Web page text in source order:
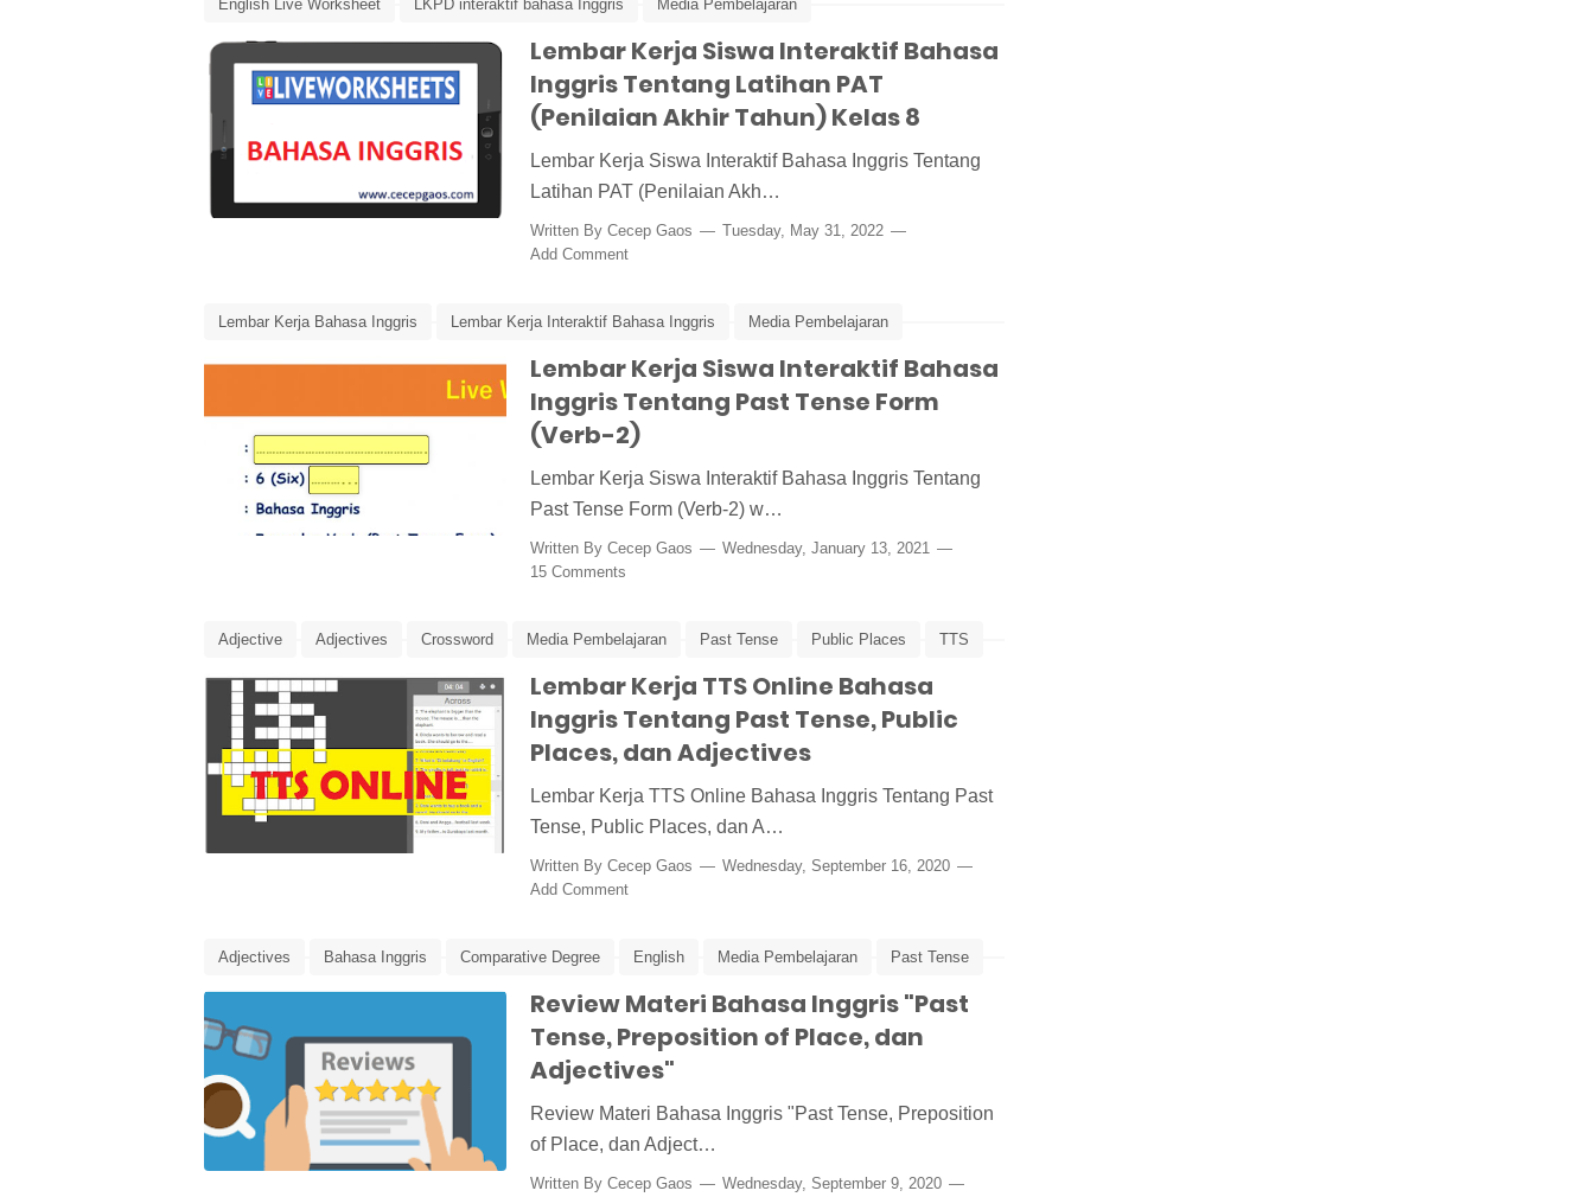
English Live Worksheet LKPD interaktif bahasa Inggris Media Pembelajaran
Media Pembelajaran Bahasa Inggris Past Tense PAT Penilaian Akhir Tahun Simple Past Tense
Simple Present Continuous
Lembar Kerja Siswa Interaktif Bahasa
Inggris Tentang Latihan PAT
(Penilaian Akhir Tahun) Kelas 8
Lembar Kerja Siswa Interaktif Bahasa Inggris Tentang
Latihan PAT (Penilaian Akh…
Written By Cecep Gaos
Tuesday, May 31, 2022
Add Comment
Lembar Kerja Bahasa Inggris Lembar Kerja Interaktif Bahasa Inggris Media Pembelajaran
Past Tense Verb-2
Lembar Kerja Siswa Interaktif Bahasa
Inggris Tentang Past Tense Form
(Verb-2)
Lembar Kerja Siswa Interaktif Bahasa Inggris Tentang
Past Tense Form (Verb-2) w…
Written By Cecep Gaos
Wednesday, January 13, 2021
15 Comments
Adjective Adjectives Crossword Media Pembelajaran Past Tense Public Places TTS
TTS Online
Lembar Kerja TTS Online Bahasa
Inggris Tentang Past Tense, Public
Places, dan Adjectives
Lembar Kerja TTS Online Bahasa Inggris Tentang Past
Tense, Public Places, dan A…
Written By Cecep Gaos
Wednesday, September 16, 2020
Add Comment
Adjectives Bahasa Inggris Comparative Degree English Media Pembelajaran Past Tense
Preposition of Place Review
Review Materi Bahasa Inggris "Past
Tense, Preposition of Place, dan
Adjectives"
Review Materi Bahasa Inggris "Past Tense, Preposition
of Place, dan Adject…
Written By Cecep Gaos
Wednesday, September 9, 2020